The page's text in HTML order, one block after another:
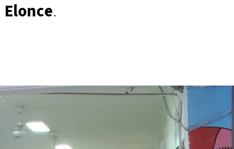
Elonce.